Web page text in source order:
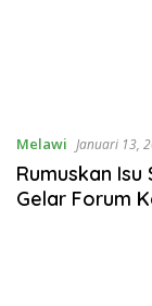
Melawi Januari 13,
Rumuskan
Gelar Forum